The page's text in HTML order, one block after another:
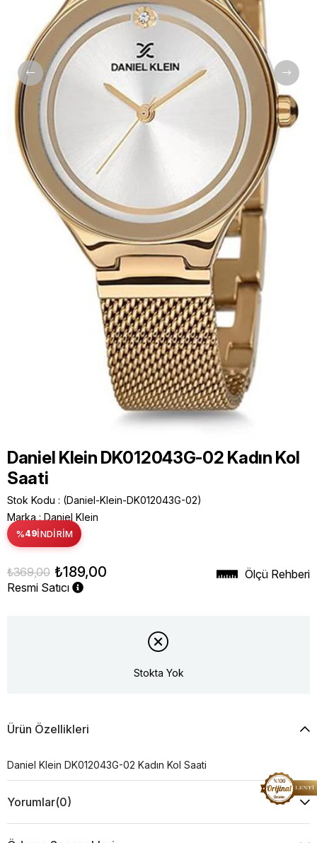
Daniel Klein DK012043G-02 Kadın Kol
Saati
Stok Kodu
(Daniel-Klein-DK012043G-02)
Marka : Daniel Klein
%49İNDIRIM
₺369,00 ₺189,00
Resmi Satıcı
Ölçü Rehberi
Stokta Yok
Ürün Özellikleri
Daniel Klein DK012043G-02 Kadın Kol Saati
Yorumlar(0)